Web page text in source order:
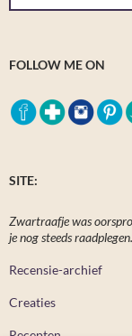
FOLLOW ME ON
SITE:
Zwartraafje was
je nog steeds raadplegen.
Recensie-archief
Creaties